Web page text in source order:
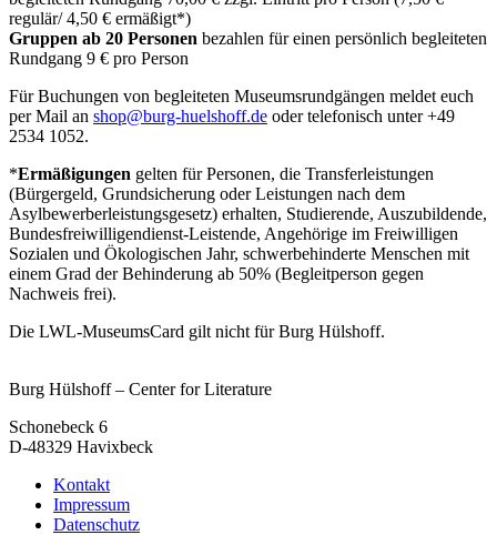
regulär/ 4,50 € ermäßigt*)
Gruppen ab 20 Personen bezahlen für einen persönlich begleiteten
Rundgang 9 € pro Person
Für Buchungen von begleiteten Museumsrundgängen meldet euch
per Mail an shop@burg-huelshoff.de oder telefonisch unter +49
2534 1052.
*Ermäßigungen gelten für Personen, die Transferleistungen
(Bürgergeld, Grundsicherung oder Leistungen nach dem
Asylbewerberleistungsgesetz) erhalten, Studierende, Auszubildende,
Bundesfreiwilligendienst-Leistende, Angehörige im Freiwilligen
Sozialen und Ökologischen Jahr, schwerbehinderte Menschen mit
einem Grad der Behinderung ab 50% (Begleitperson gegen
Nachweis frei).
Die LWL-MuseumsCard gilt nicht für Burg Hülshoff.
Burg Hülshoff – Center for Literature
Schonebeck 6
D-48329 Havixbeck
Kontakt
Impressum
Datenschutz